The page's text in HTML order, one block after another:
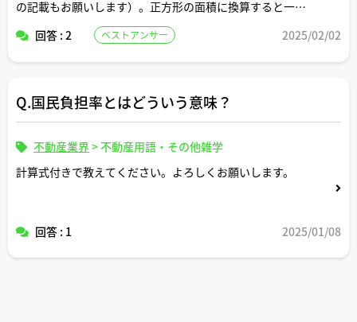
の記載もお願いします）。正方形の面積に換算すると一辺
か。回答 : 2 ベストアンサー 2025/02/02
Q.国民負担率とはどういう意味？
不動産業界>不動産用語・その他雑学
計算式付きで教えてください。よろしくお願いします。
回答 : 1 2025/01/08